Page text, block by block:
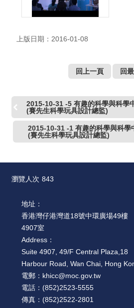
上版日期：2016-01-08
回上一頁 回
2015-10-31 -5 有趣的科學與科學
(賽先生科學玩具設計總監)
2015-10-31 -1 有趣的科學與科學
(賽先生科學玩具設計總監)
瀏覽人次 843
地址：
香港灣仔港灣道18號中環廣場49樓
4907室
Address：
Suite 4907, 49/F Central Plaza,18
Harbour Road, Wan Chai, Hong
電郵： khicc@moc.gov.tw
電話： (852)2523-5555
傳真： (852)2522-2801